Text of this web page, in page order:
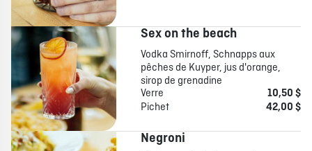
Sex on the beach
Vodka Smirnoff, Schnapps aux
pêches de Kuyper, jus d'orange,
sirop de grenadine
Verre
10,50 $
Pichet
42,00 $
Negroni